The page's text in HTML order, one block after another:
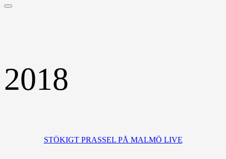
2018
STÖKIGT PRASSEL PÅ MALMÖ LIVE